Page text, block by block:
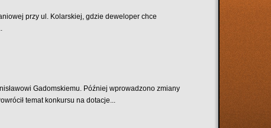
przy ul. Kolarskiej, gdzie deweloper chce
Gadomskiemu. Później wprowadzono zmiany
temat konkursu na dotacje...